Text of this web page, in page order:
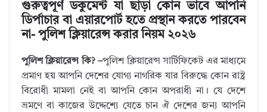
গুরুত্বপূর্ণ ডকুমেন্ট যা ছাড়া কোন ভাবে আপনি
ডির্পাচার বা এয়ারপোর্ট হতে প্রস্থান করতে পারবেন
না- পুলিশ ক্লিয়ারেন্স করার নিয়ম ২০২৬
পুলিশ ক্লিয়ারেন্স কি? –পুলিশ ক্লিয়ারেন্স সার্টিফিকেট এর মাধ্যমে
প্রমাণ হয় আপনি দেশের যোগ্য নাগরিক যার বিরুদ্ধে কোন রাষ্ট্র
বিরোধী মামলা নেই বা আপনি কোন অপরাধী না। যে দেশে
ভ্রমণে বা কাজের উদ্দেশ্যে যেতে চান ঐ দেশের জন্য আপনি